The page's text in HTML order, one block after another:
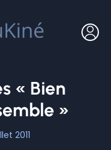
« Bien
»
2011